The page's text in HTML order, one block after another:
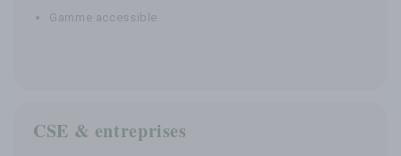
Gamme accessible
CSE & entreprises